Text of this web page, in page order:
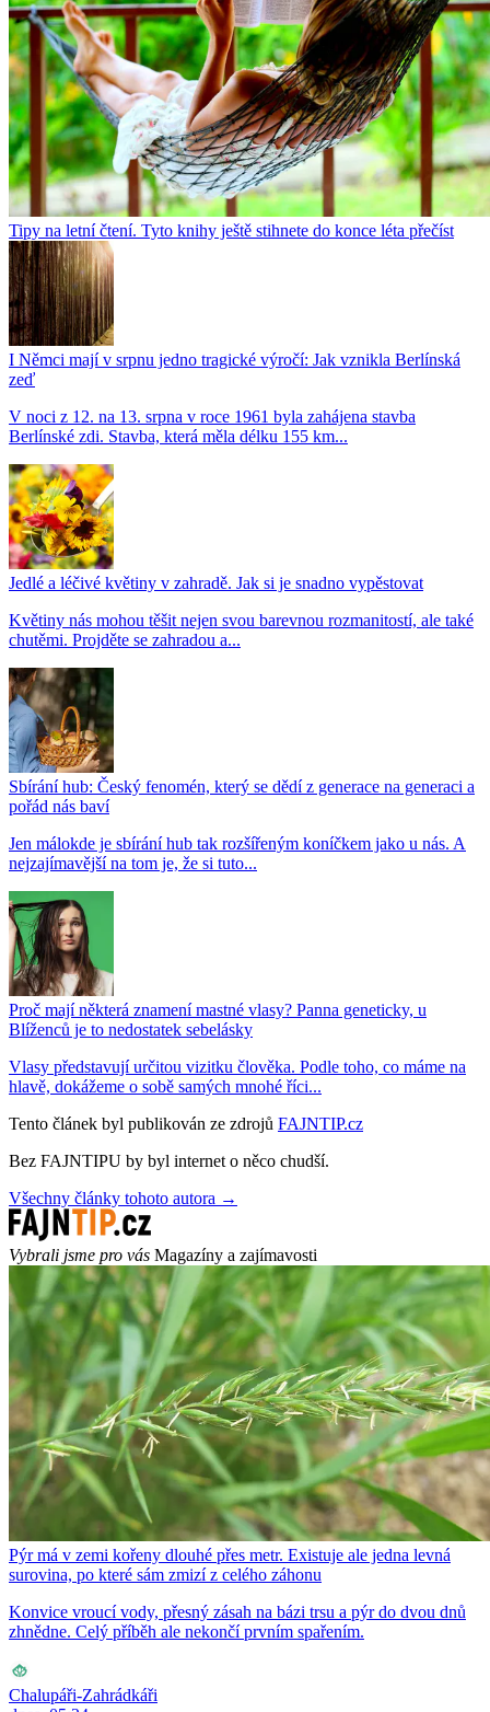
Tipy na letní čtení. Tyto knihy ještě stihnete do konce léta přečíst
I Němci mají v srpnu jedno tragické výročí: Jak vznikla Berlínská
zeď
V noci z 12. na 13. srpna v roce 1961 byla zahájena stavba
Berlínské zdi. Stavba, která měla délku 155 km...
Jedlé a léčivé květiny v zahradě. Jak si je snadno vypěstovat
Květiny nás mohou těšit nejen svou barevnou rozmanitostí, ale také
chutěmi. Projděte se zahradou a...
Sbírání hub: Český fenomén, který se dědí z generace na generaci a
pořád nás baví
Jen málokde je sbírání hub tak rozšířeným koníčkem jako u nás. A
nejzajímavější na tom je, že si tuto...
Proč mají některá znamení mastné vlasy? Panna geneticky, u
Blíženců je to nedostatek sebelásky
Vlasy představují určitou vizitku člověka. Podle toho, co máme na
hlavě, dokážeme o sobě samých mnohé říci...
Tento článek byl publikován ze zdrojů FAJNTIP.cz
Bez FAJNTIPU by byl internet o něco chudší.
Všechny články tohoto autora →
Vybrali jsme pro vás Magazíny a zajímavosti
Pýr má v zemi kořeny dlouhé přes metr. Existuje ale jedna levná
surovina, po které sám zmizí z celého záhonu
Konvice vroucí vody, přesný zásah na bázi trsu a pýr do dvou dnů
zhnědne. Celý příběh ale nekončí prvním spařením.
Chalupáři-Zahrádkáři